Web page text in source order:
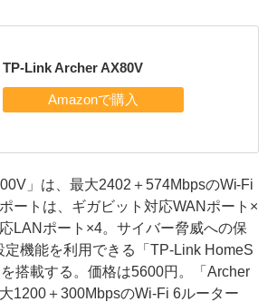
TP-Link Archer AX80V
」は、最大2402＋574MbpsのWi-Fi
ートは、ギガビット対応WANポート×
LANポート×4。サイバー脅威への保
定機能を利用できる「TP-Link HomeS
搭載する。価格は5600円。「Archer
1200＋300MbpsのWi-Fi 6ルーター